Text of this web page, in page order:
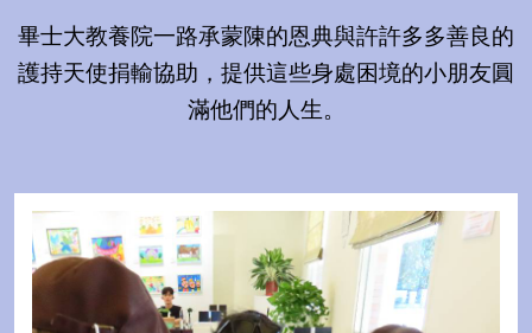
畢士大教養院一路承蒙陳的恩典與許許多多善良的
護持天使捐輸協助，提供這些身處困境的小朋友圓
滿他們的人生。